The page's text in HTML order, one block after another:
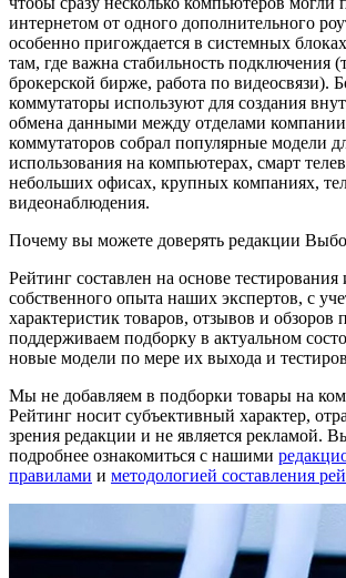
интернетом от одного дополнительного
особенно пригождается в системных
там, где важна стабильность подключения
брокерской бирже, работа по видеосвязи).
коммутаторы используют для создания
обмена данными между отделами
коммутаторов собрал популярные модели
использования на компьютерах, смарт
небольших офисах, крупных компаниях,
видеонаблюдения.
Почему вы можете доверять редакции
Рейтинг составлен на основе тестирования
собственного опыта наших экспертов, с
характеристик товаров, отзывов и
поддерживаем подборку в актуальном
новые модели по мере их выхода и
Мы не добавляем в подборки товары на
Рейтинг носит субъективный характер,
зрения редакции и не является рекламой.
подробнее ознакомиться с нашими
правилами и методологией составления